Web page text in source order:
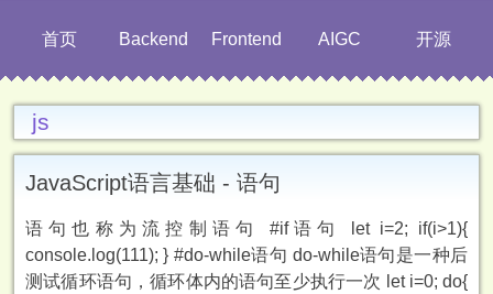
首页 Backend Frontend AIGC 开源
js
JavaScript语言基础 - 语句
语句也称为流控制语句 #if语句 let i=2; if(i>1){
console.log(111); } #do-while语句 do-while语句是一种后
测试循环语句，循环体内的语句至少执行一次 let i=0; do{